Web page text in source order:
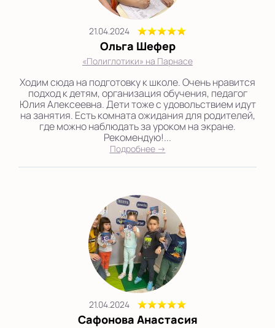
21.04.2024
Ольга Шефер
«Полиглотики» на Парнасе
Ходим сюда на подготовку к школе. Очень нравится
подход к детям, организация обучения, педагог
Юлия Алексеевна. Дети тоже с удовольствием идут
на занятия. Есть комната ожидания для родителей,
где можно наблюдать за уроком на экране.
Рекомендую!...
Подробнее →
21.04.2024
Сафонова Анастасия